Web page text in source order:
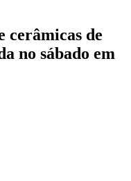
cerâmicas de
no sábado em